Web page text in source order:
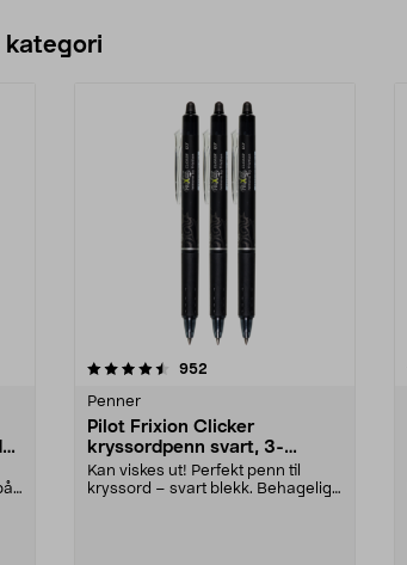
kategori
952
Penner
Pilot Frixion Clicker
kryssordpenn svart, 3-
pakning
Kan viskes ut! Perfekt penn til
kryssord – svart blekk. Behagelig,
3.5 av 5 stjerner